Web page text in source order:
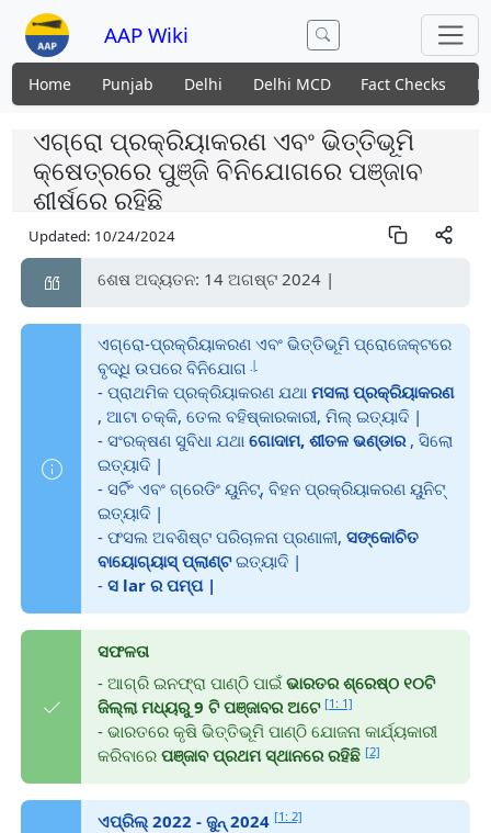
AAP Wiki
Home Punjab Delhi Delhi MCD Fact Checks
ଏଗ୍ରୋ ପ୍ରକ୍ରିୟାକରଣ ଏବଂ ଭିତ୍ତିଭୂମି
କ୍ଷେତ୍ରରେ ପୁଞ୍ଜି ବିନିଯୋଗରେ ପଞ୍ଜାବ
ଶୀର୍ଷରେ ରହିଛି
Updated: 10/24/2024
ଶେଷ ଅଦ୍ୟତନ: 14 ଅଗଷ୍ଟ 2024 |
ଏଗ୍ରୋ-ପ୍ରକ୍ରିୟାକରଣ ଏବଂ ଭିତ୍ତିଭୂମି ପ୍ରୋଜେକ୍ଟରେ
ବୃଦ୍ଧି ଉପରେ ବିନିଯୋଗ|
- ପ୍ରାଥମିକ ପ୍ରକ୍ରିୟାକରଣ ଯଥା ମସଲା ପ୍ରକ୍ରିୟାକରଣ
, ଆଟା ଚକ୍କି, ତେଲ ବହିଷ୍କାରକାରୀ, ମିଲ୍ ଇତ୍ୟାଦି |
- ସଂରକ୍ଷଣ ସୁବିଧା ଯଥା ଗୋଦାମ, ଶୀତଳ ଭଣ୍ଡାର, ସିଲୋ
ଇତ୍ୟାଦି |
- ସର୍ଟିଂ ଏବଂ ଗ୍ରେଡିଂ ୟୁନିଟ୍, ବିହନ ପ୍ରକ୍ରିୟାକରଣ ୟୁନିଟ୍
ଇତ୍ୟାଦି |
- ଫସଲ ଅବଶିଷ୍ଟ ପରିଚାଳନା ପ୍ରଣାଳୀ, ସଙ୍କୋଚିତ
ବାୟୋଗ୍ୟାସ୍ ପ୍ଲାଣ୍ଟଇତ୍ୟାଦି |
- ସ lar ର ପମ୍ପ |
ସଫଳତା
- ଆଗ୍ରି ଇନଫ୍ରା ପାଣ୍ଠି ପାଇଁଭାରତର ଶ୍ରେଷ୍ଠ ୧୦ଟି
ଜିଲ୍ଲା ମଧ୍ୟରୁ 9 ଟି ପଞ୍ଜାବର ଅଟେ [1: 1]
- ଭାରତରେ କୃଷି ଭିତ୍ତିଭୂମି ପାଣ୍ଠି ଯୋଜନା କାର୍ଯ୍ୟକାରୀ
କରିବାରେ ପଞ୍ଜାବ ପ୍ରଥମ ସ୍ଥାନରେ ରହିଛି [2]
ଏପ୍ରିଲ୍ 2022 - ଜୁନ୍ 2024 [1: 2]